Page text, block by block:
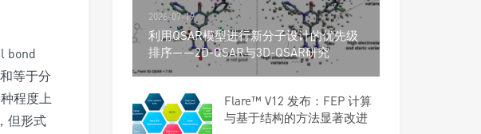
bond
等于分
程度上
但形式
2026-07-19
利用QSAR模型进行新分子设计的优先级
排序——2D-QSAR与3D-QSAR研究
Flare™ V12 发布：FEP 计算
与基于结构的方法显著改进